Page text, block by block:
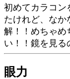
初めてカラコン
たけれど、な
解！！めちゃめ
い！！鏡を見る
眼力